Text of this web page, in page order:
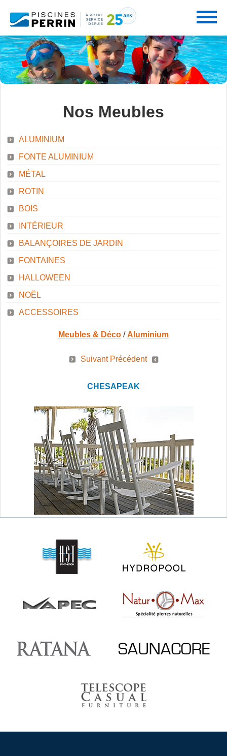
PRODUITS
PISCINES
ABRIS ET GAZÉBOS
SERVICES
PROMOTIONS
Nos Meubles
ALUMINIUM
FONTE ALUMINIUM
MÉTAL
ROTIN
BOIS
INTÉRIEUR
BALANÇOIRES DE JARDIN
FONTAINES
HALLOWEEN
NOËL
ACCESSOIRES
Meubles & Déco / Aluminium
Suivant Précédent
CHESAPEAK